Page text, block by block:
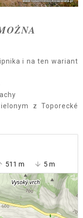
i na ten wariant
z Toporecké